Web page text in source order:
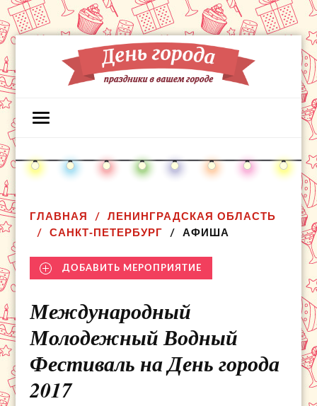
ГЛАВНАЯ
ЛЕНИНГРАДСКАЯ ОБЛАСТЬ
САНКТ-ПЕТЕРБУРГ
АФИША
ДОБАВИТЬ МЕРОПРИЯТИЕ
Международный
Молодежный Водный
Фестиваль на День города
2017